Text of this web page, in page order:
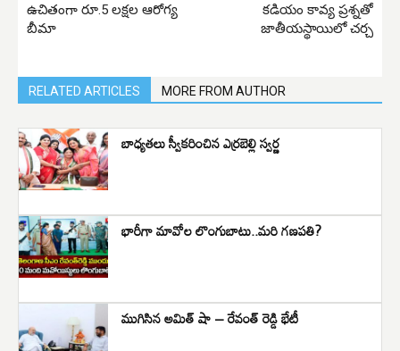
ఉచితంగా రూ.5 లక్షల ఆరోగ్య
బీమా
కడియం కావ్య ప్రశ్నతో
జాతీయస్థాయిలో చర్చ
RELATED ARTICLES MORE FROM AUTHOR
బాధ్యతలు స్వీకరించిన ఎర్రబెల్లి స్వర్ణ
భారీగా మావోల లొంగుబాటు..మరి గణపతి?
ముగిసిన అమిత్ షా – రేవంత్ రెడ్డి భేటీ